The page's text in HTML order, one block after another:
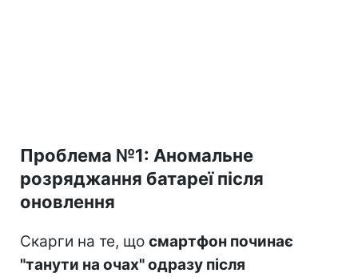
Проблема №1: Аномальне
розряджання батареї після
оновлення
Скарги на те, що смартфон починає
"танути на очах" одразу після